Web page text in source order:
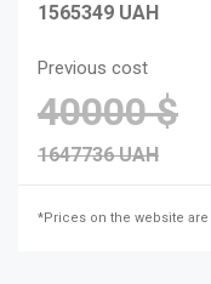
1565349 UAH
Previous cost
40000 $
1647736 UAH
*Prices on the website are